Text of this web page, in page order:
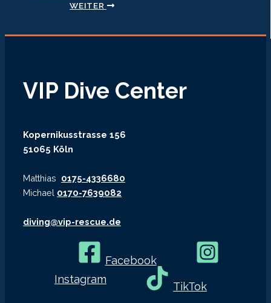
WEITER
VIP Dive Center
Kopernikusstrasse 156
51065 Köln
Matthias 0175-4336680
Michael 0170-7639082
diving@vip-rescue.de
Facebook
Instagram
TikTok